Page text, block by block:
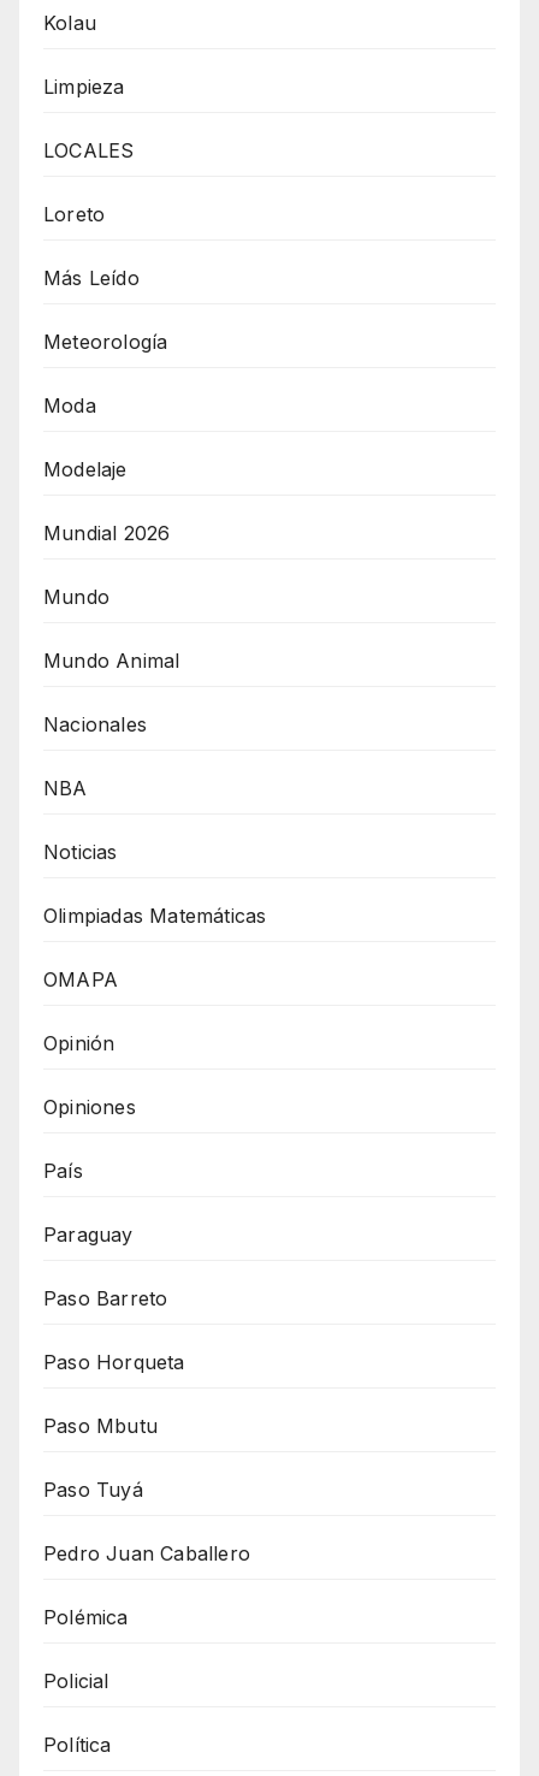
Kolau
Limpieza
LOCALES
Loreto
Más Leído
Meteorología
Moda
Modelaje
Mundial 2026
Mundo
Mundo Animal
Nacionales
NBA
Noticias
Olimpiadas Matemáticas
OMAPA
Opinión
Opiniones
País
Paraguay
Paso Barreto
Paso Horqueta
Paso Mbutu
Paso Tuyá
Pedro Juan Caballero
Polémica
Policial
Política